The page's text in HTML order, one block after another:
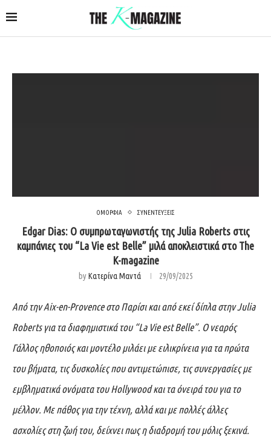
ΟΜΟΡΦΙΑ ΣΥΝΕΝΤΕΥΞΕΙΣ
Edgar Dias: Ο συμπρωταγωνιστής της Julia Roberts στις
καμπάνιες του “La Vie est Belle” μιλά αποκλειστικά στο The
K-magazine
byΚατερίνα Μαντά 29/09/2025
Από την Aix-en-Provence στο Παρίσι και από εκεί δίπλα στην Julia
Roberts για τα διαφημιστικά του “La Vie est Belle”. Ο νεαρός
Γάλλος ηθοποιός και μοντέλο μιλάει με ειλικρίνεια για τα πρώτα
του βήματα, τις δυσκολίες που αντιμετώπισε, τις συνεργασίες με
εμβληματικά ονόματα του Hollywood και τα όνειρά του για το
μέλλον. Με πάθος για την τέχνη, αλλά και με πολλές άλλες
ασχολίες στη ζωή του, δείχνει πως η διαδρομή του μόλις ξεκινά.